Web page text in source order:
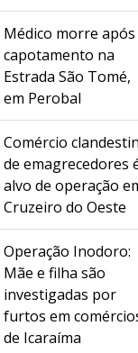
Médico morre após
capotamento na
Estrada São Tomé,
em Perobal
Comércio
de emagrecedores
alvo de operação
Cruzeiro do Oeste
Operação Inodoro:
Mãe e filha são
investigadas por
furtos em
de Icaraíma